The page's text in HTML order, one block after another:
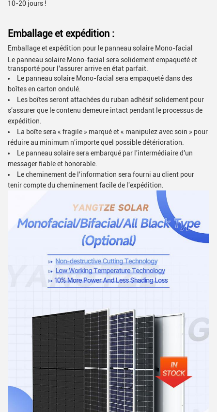
10-20 jours !
Emballage et expédition :
Emballage et expédition pour le panneau solaire Mono-facial
Le panneau solaire Mono-facial sera solidement empaqueté et
transporté pour l'assurer arrive en état parfait.
Le panneau solaire Mono-facial sera empaqueté dans des
boîtes en carton ondulé.
Les boîtes seront attachées du ruban adhésif solidement pour
s'assurer que le contenu demeure intact pendant le processus de
expédition.
La boîte sera « fragile » marqué et « manipulez avec soin » pour
réduire au minimum n'importe quel possible détérioration.
Le panneau solaire sera embarqué par l'intermédiaire d'un
messager fiable et honorable.
Le cheminement de l'information sera fourni au client pour
tenir compte du cheminement facile de l'expédition.